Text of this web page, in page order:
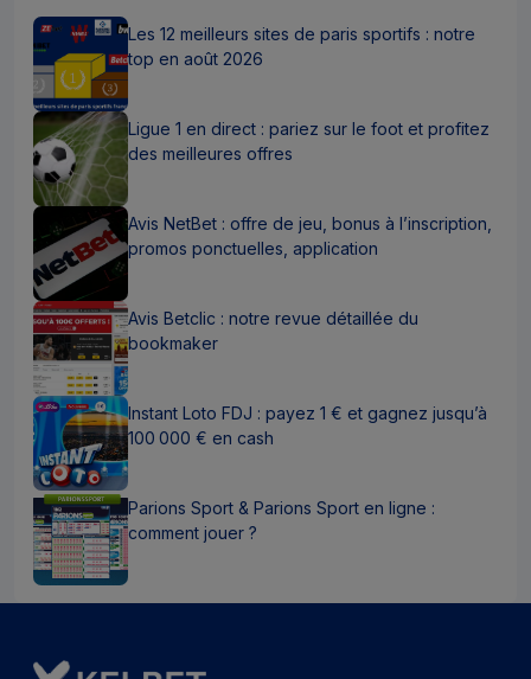
Les 12 meilleurs sites de paris sportifs : notre
top en août 2026
Ligue 1 en direct : pariez sur le foot et profitez
des meilleures offres
Avis NetBet : offre de jeu, bonus à l’inscription,
promos ponctuelles, application
Avis Betclic : notre revue détaillée du
bookmaker
Instant Loto FDJ : payez 1 € et gagnez jusqu’à
100 000 € en cash
Parions Sport & Parions Sport en ligne :
comment jouer ?